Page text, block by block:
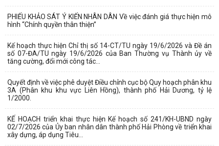
PHIẾU KHẢO SÁT Ý KIẾN NHÂN DÂN Về việc đánh giá thực hiện mô
hình “Chính quyền thân thiện”
Kế hoạch thực hiện Chỉ thị số 14-CT/TU ngày 19/6/2026 và Đề án
số 07-ĐA/TU ngày 19/6/2026 của Ban Thường vụ Thành ủy về
tăng cường, đổi mới công tác...
Quyết định về việc phê duyệt Điều chỉnh cục bộ Quy hoạch phân khu
3A (Phân khu khu vực Liên Hồng), thành phố Hải Dương, tỷ lệ
1/2000.
KẾ HOẠCH triển khai thực hiện Kế hoạch số 241/KH-UBND ngày
02/7/2026 của Ủy ban nhân dân thành phố Hải Phòng về triển khai
xây dựng, áp dụng Tiêu...